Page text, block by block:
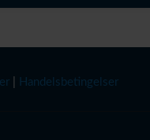
Handelsbetingelser